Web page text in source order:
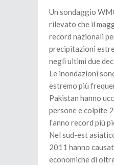
Un sondaggio
rilevato che il
record nazionali
precipitazioni
negli ultimi due
Le inondazioni
estremo più
Pakistan hanno
persone e colpite
l’anno record più
Nel sud-est
2011 hanno
economiche di